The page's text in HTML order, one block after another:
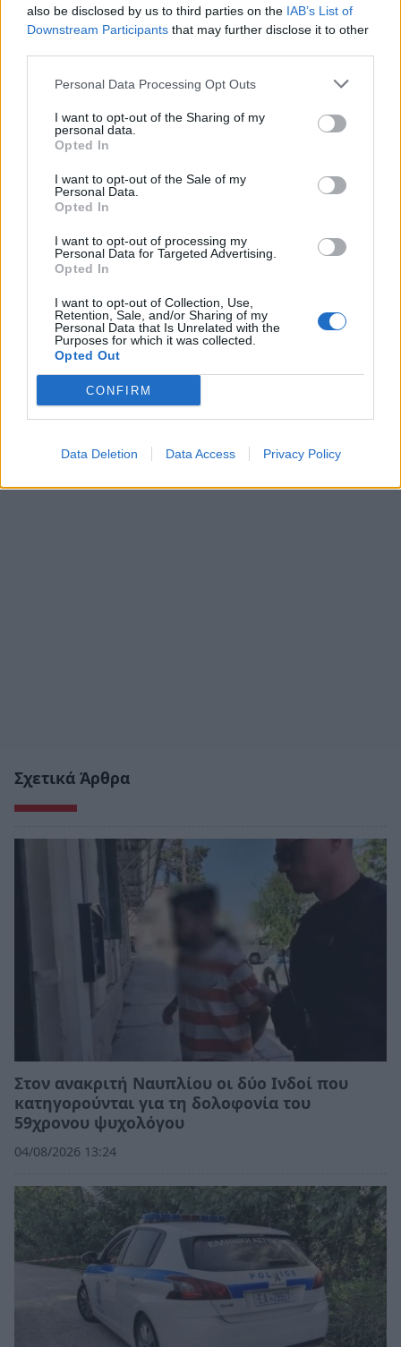
also be disclosed by us to third parties on the IAB’s List of
Downstream Participants that may further disclose it to other
Personal Data Processing Opt Outs
I want to opt-out of the Sharing of my
personal data.
Opted In
I want to opt-out of the Sale of my
Personal Data.
Opted In
I want to opt-out of processing my
Personal Data for Targeted Advertising.
Opted In
I want to opt-out of Collection, Use,
Retention, Sale, and/or Sharing of my
Personal Data that Is Unrelated with the
Purposes for which it was collected.
Opted Out
CONFIRM
Data Deletion Data Access Privacy Policy
Ακολουθήστε τοnotospress.grστο Google News και
όλες τις ειδήσεις
ΔΟΛΟΦΟΝΙΑ ΑΙΓΙΟ ΜΑΧΑΙΡΙ
Σχετικά Άρθρα
Στον ανακριτή Ναυπλίου οι δύο Ινδοί που
κατηγορούνται για τη δολοφονία του
59χρονου ψυχολόγου
04/08/2026 13:24